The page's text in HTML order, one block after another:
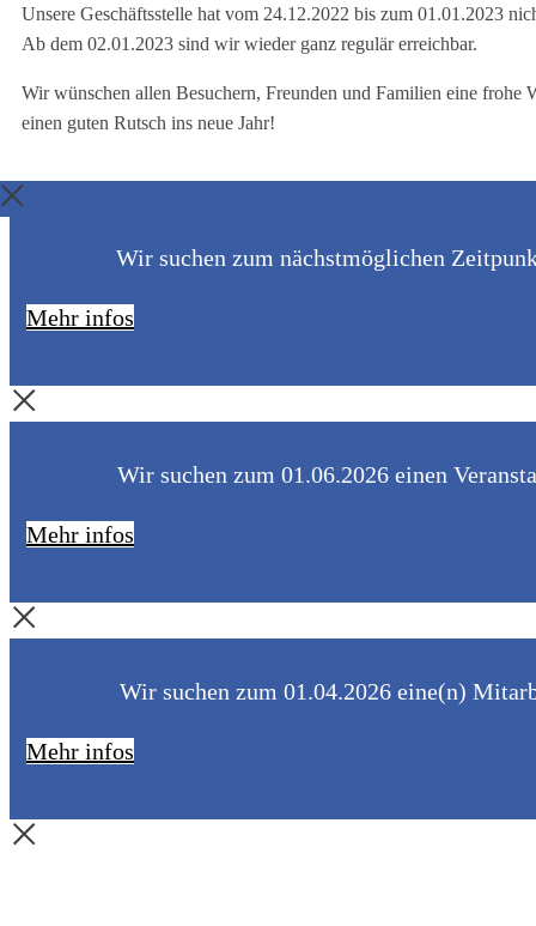
Unsere Geschäftsstelle hat vom 24.12.2022 bis zum 01.01.2023
Ab dem 02.01.2023 sind wir wieder ganz regulär erreichbar.
Wir wünschen allen Besuchern, Freunden und Familien eine frohe
einen guten Rutsch ins neue Jahr!
Wir suchen zum nächstmöglichen
Mehr infos
Wir suchen zum 01.06.2026 einen
Mehr infos
Wir suchen zum 01.04.2026 eine(n)
Mehr infos